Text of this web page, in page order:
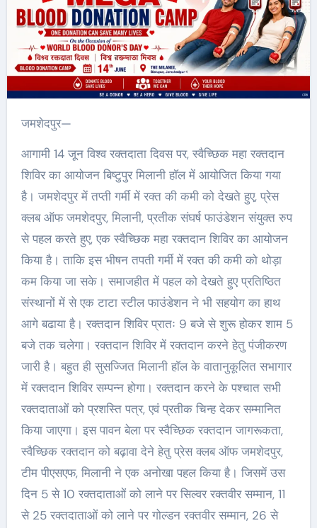
जमशेदपुर—
आगामी 14 जून विश्व रक्तदाता दिवस पर, स्वैच्छिक महा रक्तदान
शिविर का आयोजन बिष्टुपुर मिलानी हाॅल में आयोजित किया गया
है। जमशेदपुर में तप्ती गर्मी में रक्त की कमी को देखते हुए, प्रेस
क्लब ऑफ जमशेदपुर, मिलानी, प्रतीक संघर्ष फाउंडेशन संयुक्त रुप
से पहल करते हुए, एक स्वैच्छिक महा रक्तदान शिविर का आयोजन
किया है। ताकि इस भीषन तपती गर्मी में रक्त की कमी को थोड़ा
कम किया जा सके। समाजहीत में पहल को देखते हुए प्रतिष्ठित
संस्थानों में से एक टाटा स्टील फाउंडेशन ने भी सहयोग का हाथ
आगे बढाया है। रक्तदान शिविर प्रातः 9 बजे से शुरू होकर शाम 5
बजे तक चलेगा। रक्तदान शिविर में रक्तदान करने हेतु पंजीकरण
जारी है। बहुत ही सुसज्जित मिलानी हाॅल के वातानुकूलित सभागार
में रक्तदान शिविर सम्पन्न होगा। रक्तदान करने के पश्चात सभी
रक्तदाताओं को प्रशस्ति पत्र, एवं प्रतीक चिन्ह देकर सम्मानित
किया जाएगा। इस पावन बेला पर स्वैच्छिक रक्तदान जागरूकता,
स्वैच्छिक रक्तदान को बढ़ावा देने हेतु प्रेस क्लब ऑफ जमशेदपुर,
टीम पीएसएफ, मिलानी ने एक अनोखा पहल किया है। जिसमें उस
दिन 5 से 10 रक्तदाताओं को लाने पर सिल्वर रक्तवीर सम्मान, 11
से 25 रक्तदाताओं को लाने पर गोल्डन रक्तवीर सम्मान, 26 से